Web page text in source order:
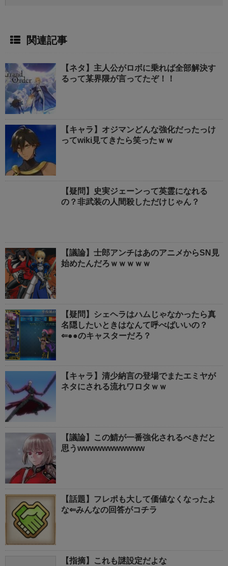
関連記事
【ネタ】主人公がロボに乗れば全部解決す
るって某界隈が言ってたぞ！！
【キャラ】オジマンどんな強化だったっけ
ってwiki見てきたら笑ったｗｗ
【疑問】史実ジェーンって英霊になれる
の？非武装の人間殺しただけじゃん？
【議論】士郎アンチはあのアニメからSN見
始めたんだろｗｗｗｗｗ
【疑問】シェヘラはハムじゃなかったら真
名隠したいときはなんて呼べばいいの？
⇐●●のキャスターだろ？
【キャラ】清少納言の登場でまたエミヤが
ネタにされる流れワロタｗｗ
【議論】この鯖が一番強化されるべきだと
思うwwwwwwwwwww
【話題】フレポも大して価値なくなったよ
な⇐みんなの回答がコチラ
【指摘】これも謎設定だよな